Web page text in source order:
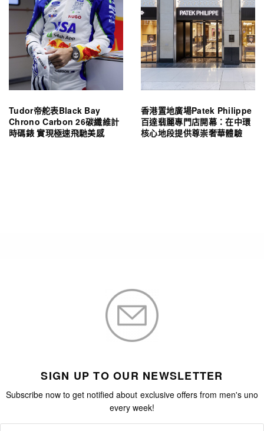
Tudor帝舵表Black Bay
Chrono Carbon 26碳纖維計
時碼錶 實現極速飛馳美感
香港置地廣場Patek Philippe
百達翡麗專門店開幕：在中環
核心地段提供尊崇奢華體驗
SIGN UP TO OUR NEWSLETTER
Subscribe now to get notified about exclusive offers from men's uno
every week!